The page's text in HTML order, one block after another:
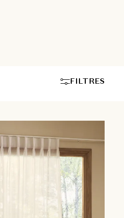
FILTRES